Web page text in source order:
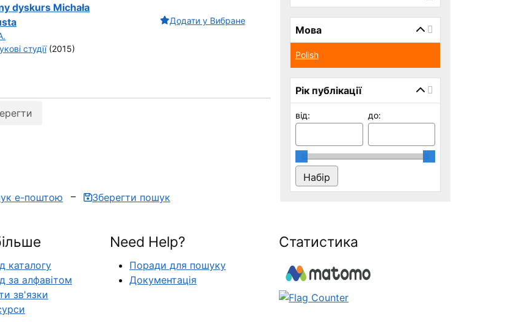
dyskurs Michała
студії(2015)
Додати у Вибране
е-поштою Зберегти пошук
Мова
Polish
Рік публікації
від: до:
каталогу
за алфавітом
зв'язки
Need Help?
Поради для пошуку
Документація
Статистика